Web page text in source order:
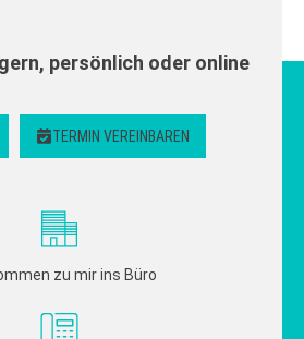
persönlich oder online
TERMIN VEREINBAREN
zu mir ins Büro